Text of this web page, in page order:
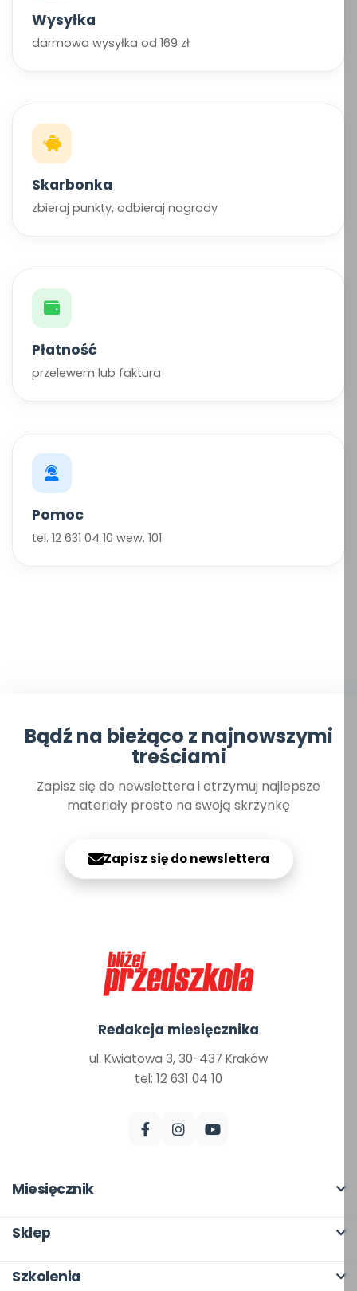
Wysyłka
darmowa wysyłka od 169 zł
Skarbonka
zbieraj punkty, odbieraj nagrody
Płatność
przelewem lub faktura
Pomoc
tel. 12 631 04 10 wew. 101
Bądź na bieżąco z najnowszymi
treściami
Zapisz się do newslettera i otrzymuj najlepsze
materiały prosto na swoją skrzynkę
Zapisz się do newslettera
Redakcja miesięcznika
ul. Kwiatowa 3, 30-437 Kraków
tel: 12 631 04 10
Miesięcznik
Scenariusze i artykuły
Sklep
Szkolenia